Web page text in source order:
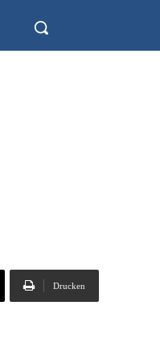
Drucken